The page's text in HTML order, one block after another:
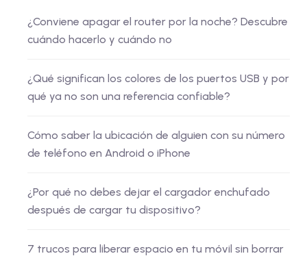
¿Conviene apagar el router por la noche? Descubre
cuándo hacerlo y cuándo no
¿Qué significan los colores de los puertos USB y por
qué ya no son una referencia confiable?
Cómo saber la ubicación de alguien con su número
de teléfono en Android o iPhone
¿Por qué no debes dejar el cargador enchufado
después de cargar tu dispositivo?
7 trucos para liberar espacio en tu móvil sin borrar